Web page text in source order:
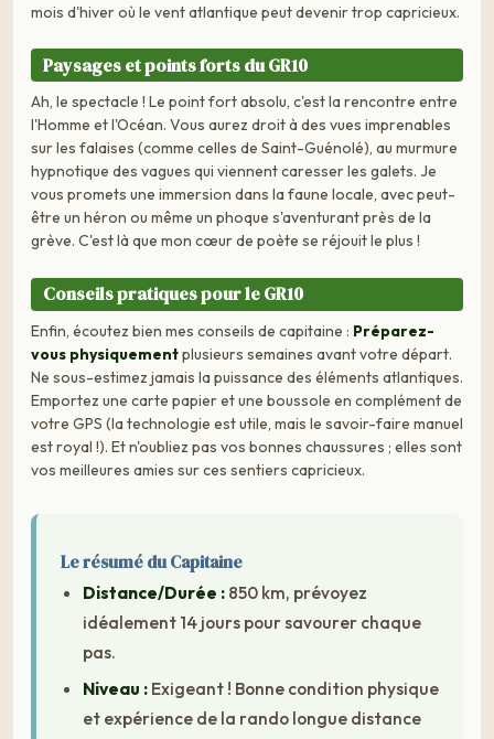
mois d'hiver où le vent atlantique peut devenir trop capricieux.
Paysages et points forts du GR10
Ah, le spectacle ! Le point fort absolu, c'est la rencontre entre
l'Homme et l'Océan. Vous aurez droit à des vues imprenables
sur les falaises (comme celles de Saint-Guénolé), au murmure
hypnotique des vagues qui viennent caresser les galets. Je
vous promets une immersion dans la faune locale, avec peut-
être un héron ou même un phoque s'aventurant près de la
grève. C'est là que mon cœur de poète se réjouit le plus !
Conseils pratiques pour le GR10
Enfin, écoutez bien mes conseils de capitaine : Préparez-
vous physiquementplusieurs semaines avant votre départ.
Ne sous-estimez jamais la puissance des éléments atlantiques.
Emportez une carte papier et une boussole en complément de
votre GPS (la technologie est utile, mais le savoir-faire manuel
est royal !). Et n'oubliez pas vos bonnes chaussures ; elles sont
vos meilleures amies sur ces sentiers capricieux.
Le résumé du Capitaine
Distance/Durée :850 km, prévoyez
idéalement 14 jours pour savourer chaque
pas.
Niveau :Exigeant ! Bonne condition physique
et expérience de la rando longue distance